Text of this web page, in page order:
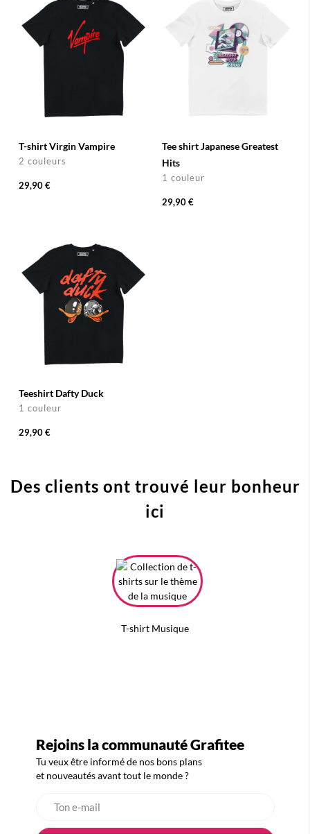
T-shirt Virgin Vampire
2 couleurs
29,90 €
Tee shirt Japanese Greatest
Hits
1 couleur
29,90 €
Teeshirt Dafty Duck
1 couleur
29,90 €
Des clients ont trouvé leur bonheur
ici
T-shirt Musique
Rejoins la communauté Grafitee
Tu veux être informé de nos bons plans
et nouveautés avant tout le monde ?